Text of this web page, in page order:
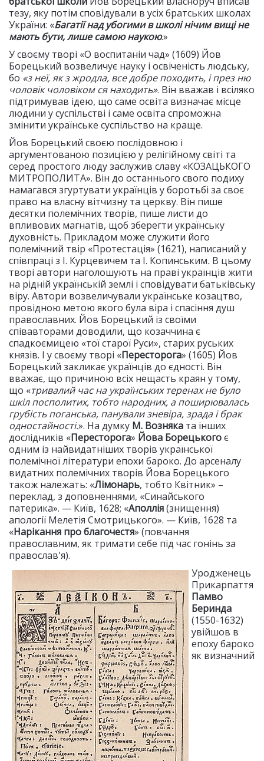
тезу, яку потім сповідували в усіх братських школах
України: «Багатії над убогими в школі нічим вищі не
мають бути, лише самою наукою.»
У своєму творі «О воспитаніи чад» (1609) Йов
Борецький возвеличує науку і освіченість людську,
бо «з неї, як з жродла, все добре походить, і през ню
чоловік чоловіком ся находить». Він вважав і всіляко
підтримував ідею, що саме освіта визначає місце
людини у суспільстві і саме освіта спроможна
змінити українське суспільство на краще.
Йов Борецький своєю послідовною і
аргументованою позицією у релігійному світі та
серед простого люду заслужив славу «КОЗАЦЬКОГО
МИТРОПОЛИТА». Він до останнього свого подиху
намагався згуртувати українців у боротьбі за своє
право на власну вітчизну та церкву. Він пише
десятки полемічних творів, пише листи до
впливових магнатів, щоб зберегти українську
духовність. Прикладом може служити його
полемічний твір «Протестація» (1621), написаний у
співпраці з І. Курцевичем та І. Копинським. В цьому
творі автори наголошують на праві українців жити
на рідній українській землі і сповідувати батьківську
віру. Автори возвеличували українське козацтво,
провідною метою якого була віра і спасіння душ
православних. Йов Борецький із своїми
співавторами доводили, що козаччина є
спадкоємицею «тої старої Руси», старих руських
князів. І у своєму творі «Пересторога» (1605) Йов
Борецький закликає українців до єдності. Він
вважає, що причиною всіх нещасть краян у тому,
що «тривалий час на українських теренах не було
шкіл посполитих, тобто народних, а поширювалась
грубість поганська, панували зневіра, зрада і брак
одностайності.». На думку М. Возняка та інших
дослідників «Пересторога» Йова Борецькогоє
одним із найвидатніших творів української
полемічної літератури епохи бароко. До арсеналу
видатних полемічних творів Йова Борецького
також належать: «Лімонарь, тобто Квітник» –
переклад, з доповненнями, «Синайського
патерика». — Київ, 1628; «Аполлія(знищення)
апології Мелетія Смотрицького». — Київ, 1628 та
«Нарікання про благочестя» (повчання
православним, як тримати себе під час гонінь за
православ'я).
Уродженець
Прикарпаття
Памво
Беринда
(1550-1632)
увійшов в
епоху бароко
як визначний